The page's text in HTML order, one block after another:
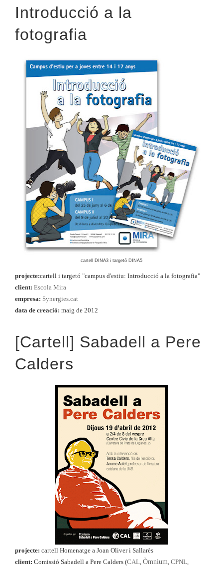
Introducció a la
fotografia
cartell DINA3 i targetó DINA5
projecte:cartell i targetó "campus d'estiu: Introducció a la fotografia"
client: Escola Mira
empresa: Synergies.cat
data de creació: maig de 2012
[Cartell] Sabadell a Pere
Calders
projecte: cartell Homenatge a Joan Oliver i Sallarès
client: Comissió Sabadell a Pere Calders (CAL Òmnium CPNL